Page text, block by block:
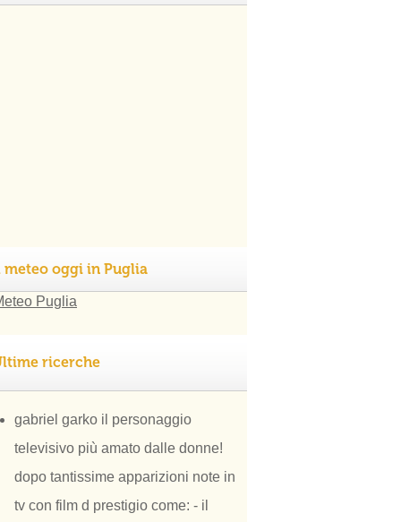
meteo oggi in Puglia
ricerche
gabriel garko il personaggio
televisivo più amato dalle donne!
dopo tantissime apparizioni note in
tv con film d prestigio come: - il